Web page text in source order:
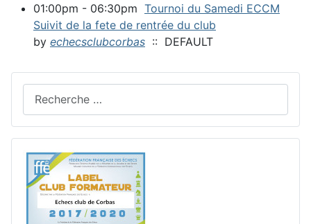
01:00pm - 06:30pm Tournoi du Samedi ECCM
Suivit de la fete de rentrée du club
by echecsclubcorbas :: DEFAULT